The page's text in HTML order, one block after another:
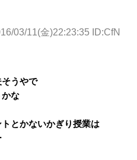
03/11(金)22:23:35 ID:CfN
うやで
な
とかないかぎり授業は